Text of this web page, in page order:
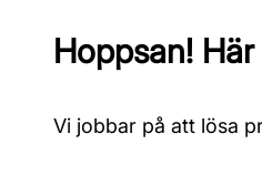
Hoppsan!
Vi jobbar på att lösa